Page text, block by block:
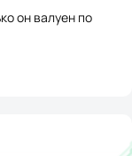
он валуен по